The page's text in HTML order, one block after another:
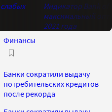
Индикатор Bank of
максимальный
2021 года
Финансы
Банки сократили выдачу
потребительских кредитов
после рекорда